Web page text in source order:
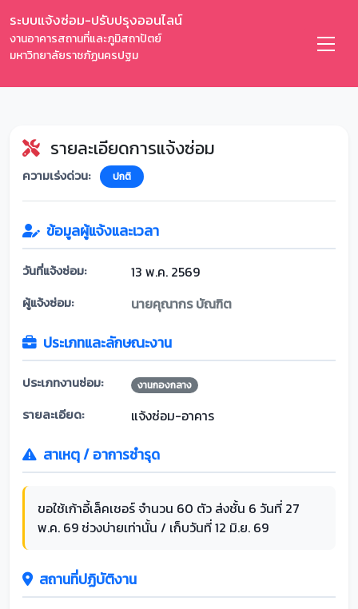
ระบบแจ้งซ่อม-ปรับปรุงออนไลน์
งานอาคารสถานที่และภูมิสถาปัตย์
มหาวิทยาลัยราชภัฏนครปฐม
รายละเอียดการแจ้งซ่อม
ความเร่งด่วน: ปกติ
ข้อมูลผู้แจ้งและเวลา
วันที่แจ้งซ่อม: 13 พ.ค. 2569
ผู้แจ้งซ่อม: นายคุณากร บัณฑิต
ประเภทและลักษณะงาน
ประเภทงานซ่อม: งานกองกลาง
รายละเอียด: แจ้งซ่อม-อาคาร
สาเหตุ / อาการชำรุด
ขอใช้เก้าอี้เล็คเชอร์ จำนวน 60 ตัว ส่งชั้น 6 วันที่ 27
พ.ค. 69 ช่วงบ่ายเท่านั้น / เก็บวันที่ 12 มิ.ย. 69
สถานที่ปฏิบัติงาน